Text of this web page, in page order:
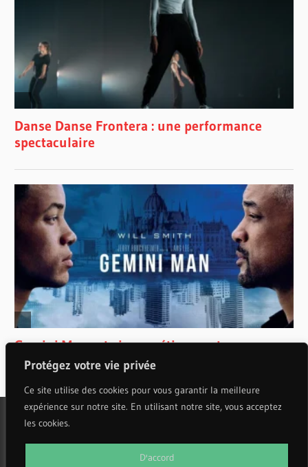
Protégez votre vie privée
Ce site utilise des cookies pour vous garantir la meilleure
expérience sur notre site. En utilisant notre site, vous acceptez
les cookies.
D'accord
WordPress Theme: Wellington by ThemeZee.